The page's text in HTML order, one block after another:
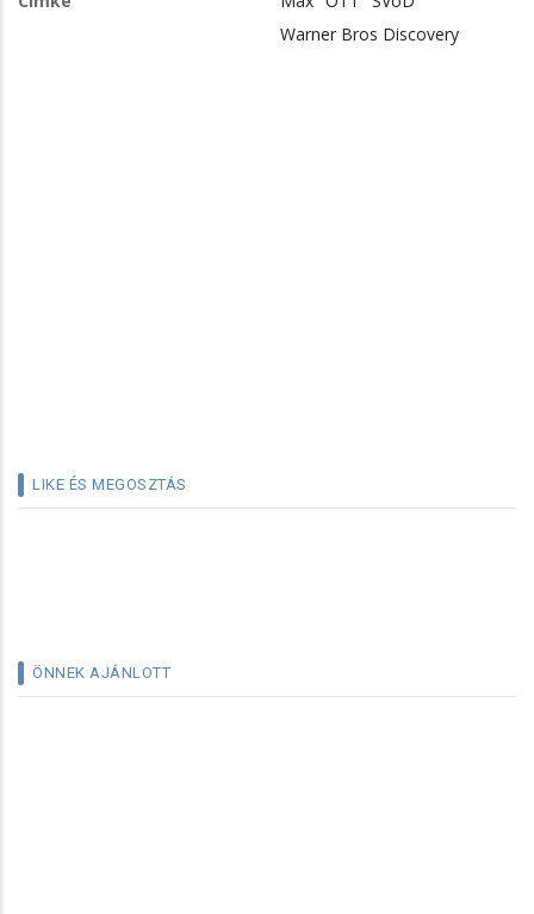
Warner Bros Discovery
LIKE ÉS MEGOSZTÁS
ÖNNEK AJÁNLOTT